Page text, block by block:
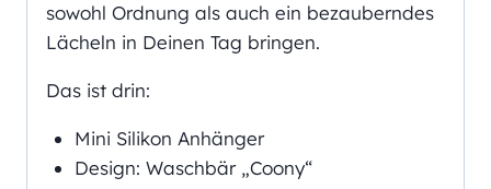
sowohl Ordnung als auch ein bezauberndes
Lächeln in Deinen Tag bringen.
Das ist drin:
Mini Silikon Anhänger
Design: Waschbär „Coony“